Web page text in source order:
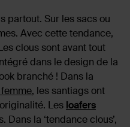
partout. Sur les sacs ou
Avec cette tendance,
clous sont avant tout
dans le design de la
branché ! Dans la
, les santiags ont
Les loafers
la ‘tendance clous’,